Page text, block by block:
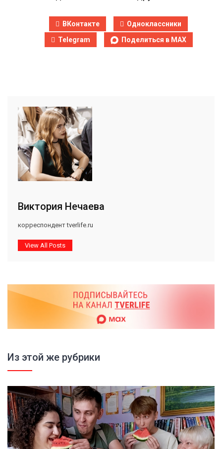
ВКонтакте
Одноклассники
Telegram
Поделиться в MAX
Виктория Нечаева
корреспондент tverlife.ru
View All Posts
Из этой же рубрики